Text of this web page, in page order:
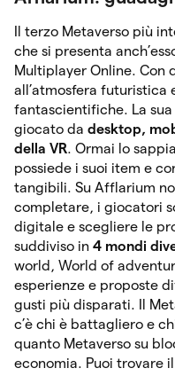
Il terzo Metaverso più
che si presenta
Multiplayer Online. Con
all’atmosfera futuristica
fantascientifiche. La
giocato da desktop,
della VR. Ormai lo
possiede i suoi item e
tangibili. Su Afflarium
completare, i giocatori
digitale e scegliere le
suddiviso in 4 mondi
world, World of
esperienze e proposte
gusti più disparati. Il
c’è chi è battagliero e
quanto Metaverso su
economia. Puoi trovare